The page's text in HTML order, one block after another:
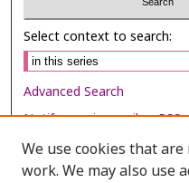
Select context to search:
Advanced Search
Notify me via email orRSS
Browse
We use cookies that
work. We may also use